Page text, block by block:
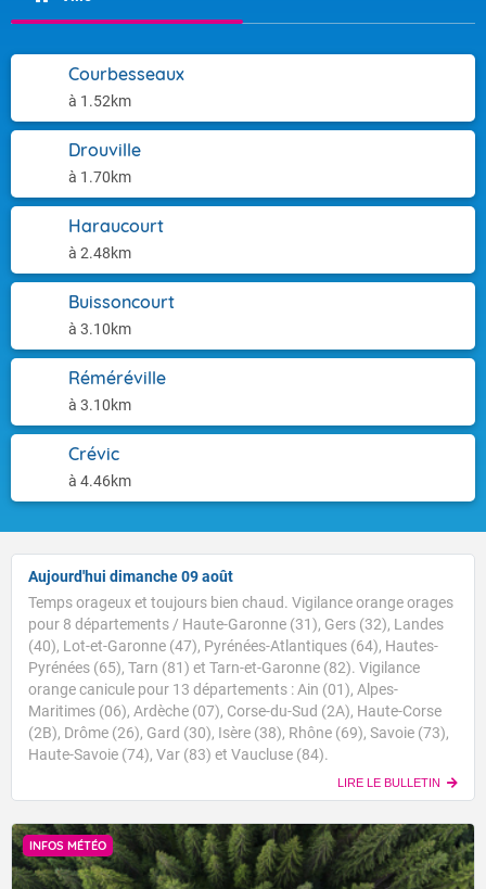
Courbesseaux
à 1.52km
Drouville
à 1.70km
Haraucourt
à 2.48km
Buissoncourt
à 3.10km
Réméréville
à 3.10km
Crévic
à 4.46km
Aujourd'hui dimanche 09 août
Temps orageux et toujours bien chaud. Vigilance orange orages
pour 8 départements / Haute-Garonne (31), Gers (32), Landes
(40), Lot-et-Garonne (47), Pyrénées-Atlantiques (64), Hautes-
Pyrénées (65), Tarn (81) et Tarn-et-Garonne (82). Vigilance
orange canicule pour 13 départements : Ain (01), Alpes-
Maritimes (06), Ardèche (07), Corse-du-Sud (2A), Haute-Corse
(2B), Drôme (26), Gard (30), Isère (38), Rhône (69), Savoie (73),
Haute-Savoie (74), Var (83) et Vaucluse (84).
LIRE LE BULLETIN
INFOS MÉTÉO